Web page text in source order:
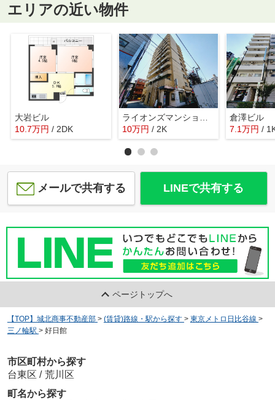
エリアの近い物件
大岩ビル
10.7万円 / 2DK
10万円 / 2K
倉澤ビル
7.1万円 /
メールで共有する LINEで共有する
ページトップへ
【TOP】城北商事不動産部 > (賃貸)路線・駅から探す > 東京メトロ日比谷線 >
三ノ輪駅 > 好日館
市区町村から探す
台東区 / 荒川区
町名から探す